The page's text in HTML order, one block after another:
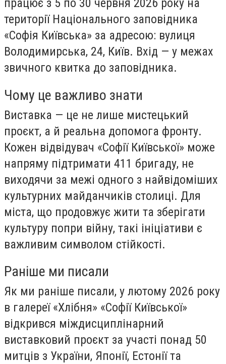
працює з 5 по 30 червня 2026 року на
території Національного заповідника
«Софія Київська» за адресою: вулиця
Володимирська, 24, Київ. Вхід — у межах
звичного квитка до заповідника.
Чому це важливо знати
Виставка — це не лише мистецький
проєкт, а й реальна допомога фронту.
Кожен відвідувач «Софії Київської» може
напряму підтримати 411 бригаду, не
виходячи за межі одного з найвідоміших
культурних майданчиків столиці. Для
міста, що продовжує жити та зберігати
культуру попри війну, такі ініціативи є
важливим символом стійкості.
Раніше ми писали
Як ми раніше писали, у лютому 2026 року
в галереї «Хлібня» «Софії Київської»
відкрився міждисциплінарний
виставковий проєкт за участі понад 50
митців з України, Японії, Естонії та